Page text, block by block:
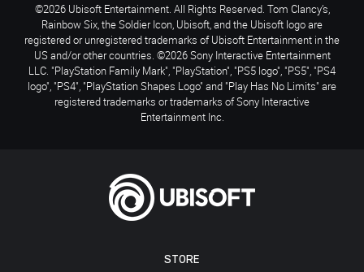
STORE
©2026 Ubisoft Entertainment. All Rights Reserved. Tom Clancy’s,
Rainbow Six, the Soldier Icon, Ubisoft, and the Ubisoft logo are
registered or unregistered trademarks of Ubisoft Entertainment in the
US and/or other countries. ©2026 Sony Interactive Entertainment
LLC. "PlayStation Family Mark", "PlayStation", "PS5 logo", "PS5", "PS4
logo", "PS4", "PlayStation Shapes Logo" and "Play Has No Limits" are
registered trademarks or trademarks of Sony Interactive
Entertainment Inc.